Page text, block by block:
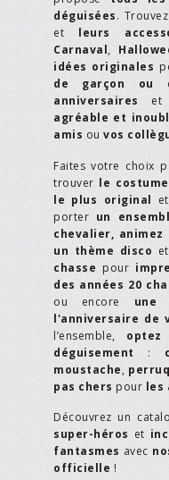
déguisées. Trouvez
et leurs
Carnaval,
idées originales
de garçon ou
anniversaires et
agréable et
amis ou vos
Faites votre choix
trouver le
le plus original et
porter un
chevalier,
un thème disco et
chasse pour
des années 20
ou encore une
l'anniversaire de
l’ensemble,
déguisement :
moustache,
pas chers pour les
Découvrez un
super-héros et
fantasmes avec
officielle !